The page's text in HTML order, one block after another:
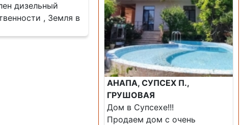
дизельный
, Земля в
АНАПА, СУПСЕХ П.,
ГРУШОВАЯ
Дом в Супсехе!!!
Продаем дом с очень